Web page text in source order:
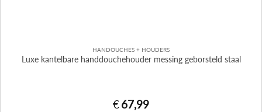
HANDOUCHES + HOUDERS
Luxe kantelbare handdouchehouder messing geborsteld staal
€67,99